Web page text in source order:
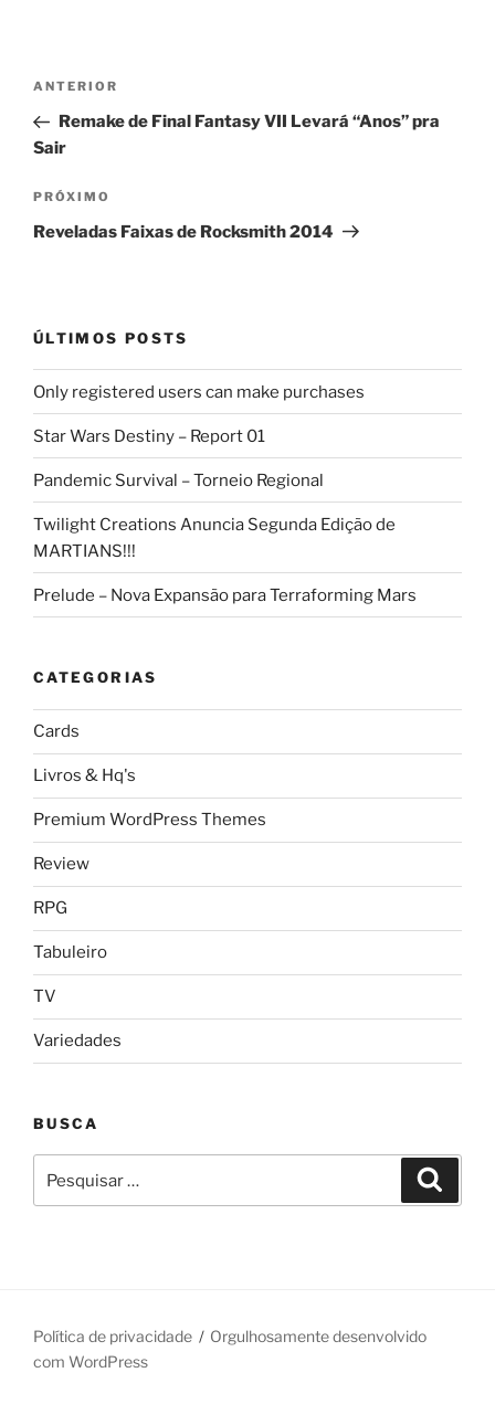
Navegação
Post
Post
anterior
ANTERIOR
Remake de Final Fantasy VII Levará “Anos” pra
Sair
Próximo
post
PRÓXIMO
Reveladas Faixas de Rocksmith 2014
ÚLTIMOS POSTS
Only registered users can make purchases
Star Wars Destiny – Report 01
Pandemic Survival – Torneio Regional
Twilight Creations Anuncia Segunda Edição de
MARTIANS!!!
Prelude – Nova Expansão para Terraforming Mars
CATEGORIAS
Cards
Livros & Hq's
Premium WordPress Themes
Review
RPG
Tabuleiro
TV
Variedades
BUSCA
por:
Política de privacidade
Orgulhosamente desenvolvido
com WordPress